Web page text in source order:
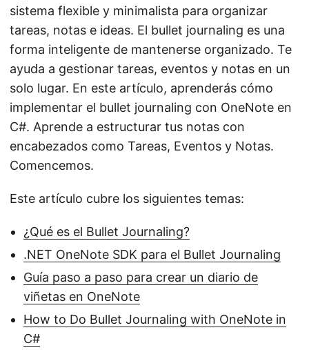
sistema flexible y minimalista para organizar
tareas, notas e ideas. El bullet journaling es una
forma inteligente de mantenerse organizado. Te
ayuda a gestionar tareas, eventos y notas en un
solo lugar. En este artículo, aprenderás cómo
implementar el bullet journaling con OneNote en
C#. Aprende a estructurar tus notas con
encabezados como Tareas, Eventos y Notas.
Comencemos.
Este artículo cubre los siguientes temas:
¿Qué es el Bullet Journaling?
.NET OneNote SDK para el Bullet Journaling
Guía paso a paso para crear un diario de
viñetas en OneNote
How to Do Bullet Journaling with OneNote in
C#